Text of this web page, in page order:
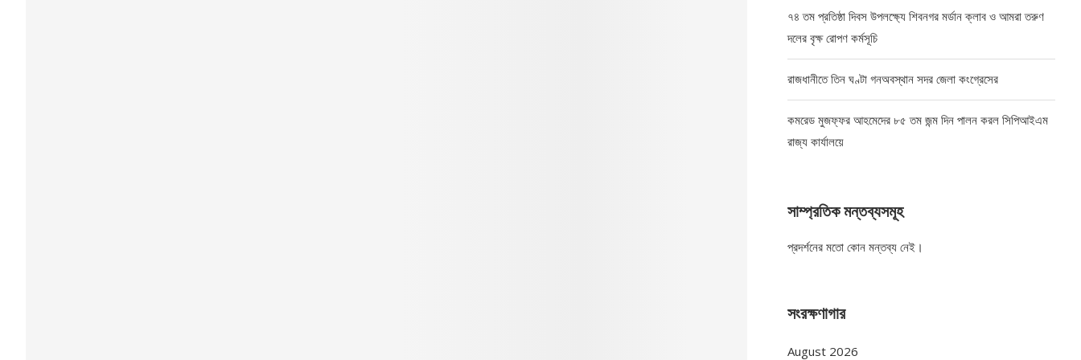
৭৪ তম প্রতিষ্ঠা দিবস উপলক্ষ্যে শিবনগর মর্ডান ক্লাব ও আমরা তরুণ
দলের বৃক্ষ রোপণ কর্মসূচি
রাজধানীতে তিন ঘণ্টা গনঅবস্থান সদর জেলা কংগ্রেসের
কমরেড মুজফ্ফর আহমেদের ৮৫ তম জন্ম দিন পালন করল সিপিআইএম
রাজ্য কার্যালয়ে
সাম্প্রতিক মন্তব্যসমূহ
প্রদর্শনের মতো কোন মন্তব্য নেই।
সংরক্ষণাগার
August 2026